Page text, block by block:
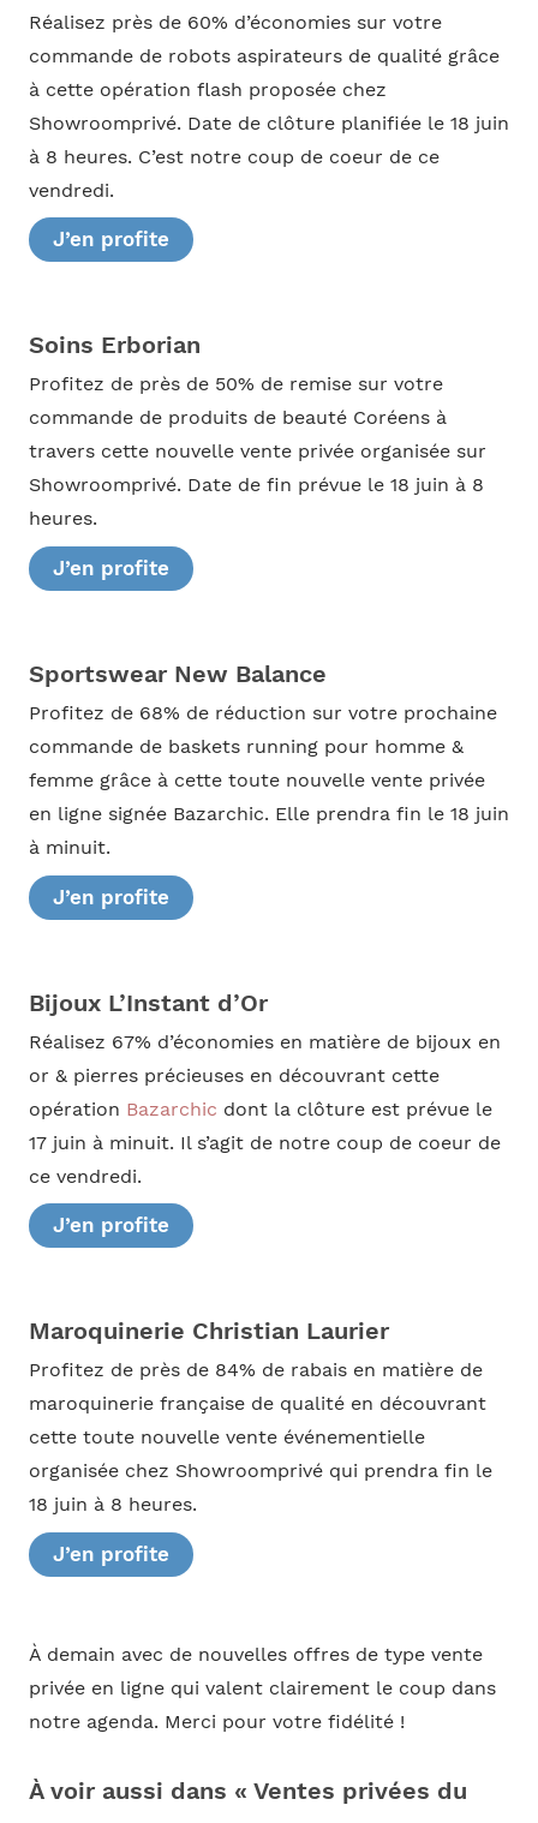
Réalisez près de 60% d’économies sur votre
commande de robots aspirateurs de qualité grâce
à cette opération flash proposée chez
Showroomprivé. Date de clôture planifiée le 18 juin
à 8 heures. C’est notre coup de coeur de ce
vendredi.
J’en profite
Soins Erborian
Profitez de près de 50% de remise sur votre
commande de produits de beauté Coréens à
travers cette nouvelle vente privée organisée sur
Showroomprivé. Date de fin prévue le 18 juin à 8
heures.
J’en profite
Sportswear New Balance
Profitez de 68% de réduction sur votre prochaine
commande de baskets running pour homme &
femme grâce à cette toute nouvelle vente privée
en ligne signée Bazarchic. Elle prendra fin le 18 juin
à minuit.
J’en profite
Bijoux L’Instant d’Or
Réalisez 67% d’économies en matière de bijoux en
or & pierres précieuses en découvrant cette
opération Bazarchic dont la clôture est prévue le
17 juin à minuit. Il s’agit de notre coup de coeur de
ce vendredi.
J’en profite
Maroquinerie Christian Laurier
Profitez de près de 84% de rabais en matière de
maroquinerie française de qualité en découvrant
cette toute nouvelle vente événementielle
organisée chez Showroomprivé qui prendra fin le
18 juin à 8 heures.
J’en profite
À demain avec de nouvelles offres de type vente
privée en ligne qui valent clairement le coup dans
notre agenda. Merci pour votre fidélité !
À voir aussi dans « Ventes privées du